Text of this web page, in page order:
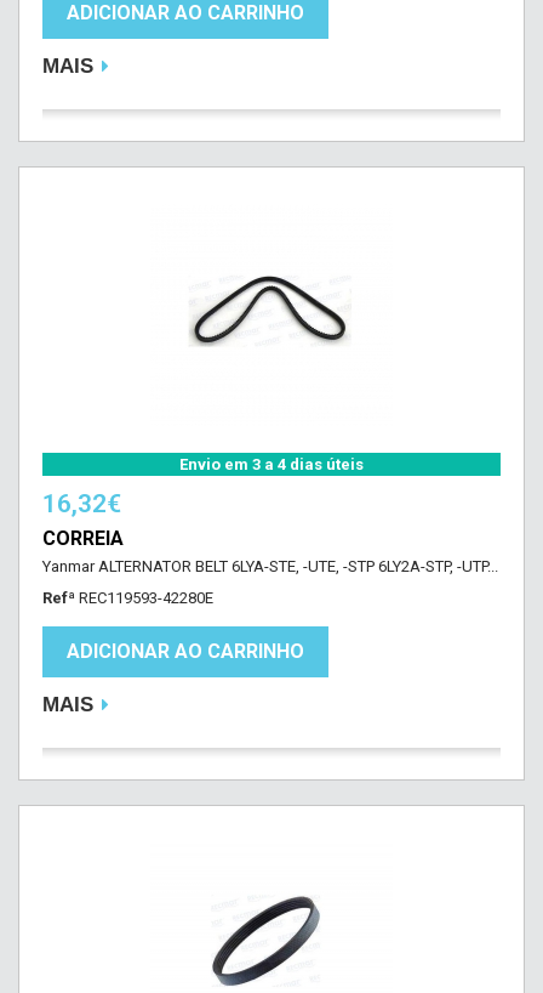
ADICIONAR AO CARRINHO
MAIS
Envio em 3 a 4 dias úteis
16,32€
CORREIA
Yanmar ALTERNATOR BELT 6LYA-STE, -UTE, -STP 6LY2A-STP, -UTP...
Refª REC119593-42280E
ADICIONAR AO CARRINHO
MAIS